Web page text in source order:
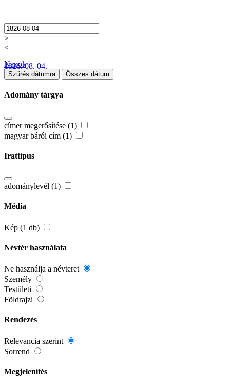
—
>
<
1826. 08. 04.
Napok
Szűrés dátumra Összes dátum
Adomány tárgya
címer megerősítése (1)
magyar bárói cím (1)
Irattípus
adománylevél (1)
Média
Kép (1 db)
Névtér használata
Ne használja a névteret
Személy
Testületi
Földrajzi
Rendezés
Relevancia szerint
Sorrend
Megjelenítés